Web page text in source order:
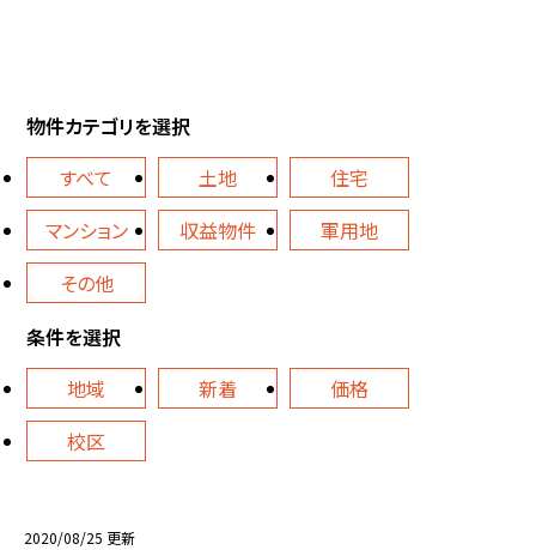
物件カテゴリを選択
すべて
土地
住宅
マンション
収益物件
軍用地
その他
条件を選択
地域
新着
価格
校区
2020/08/25 更新